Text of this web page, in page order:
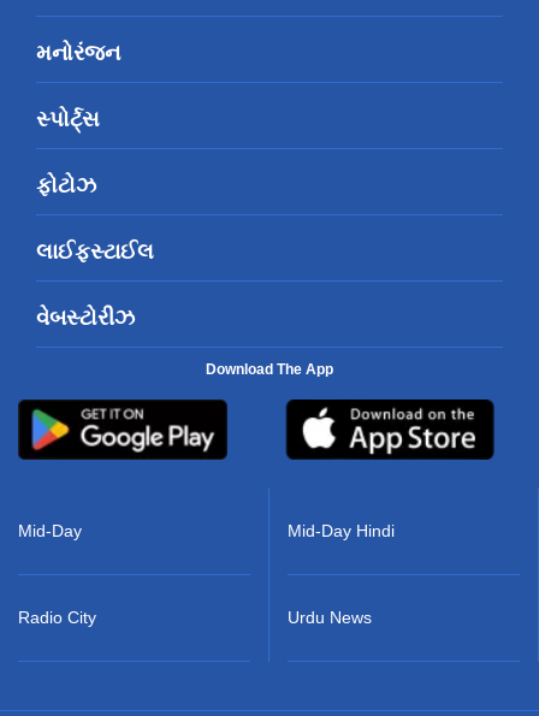
મનોરંજન
સ્પોર્ટ્સ
ફોટોઝ
લાઈફસ્ટાઈલ
વેબસ્ટોરીઝ
Download The App
Mid-Day
Radio City
Mid-Day Hindi
Urdu News